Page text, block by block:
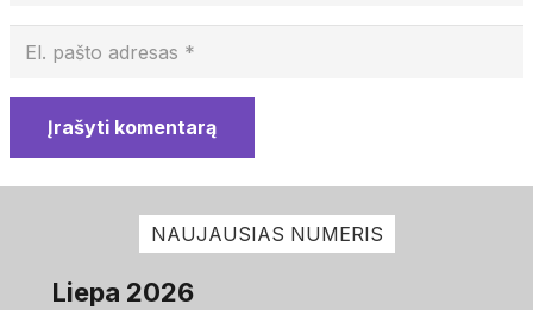
Įrašyti komentarą
NAUJAUSIAS NUMERIS
Liepa 2026